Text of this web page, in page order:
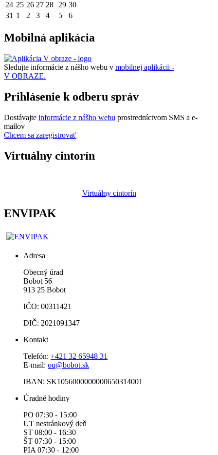
24 25 26 27 28 29 30
31 1 2 3 4 5 6
Mobilná aplikácia
Sledujte informácie z nášho webu v mobilnej aplikácii -
V OBRAZE.
Prihlásenie k odberu správ
Dostávajte informácie z nášho webu prostredníctvom SMS a e-
mailov
Chcem sa zaregistrovať
Virtuálny cintorín
Virtuálny cintorín
ENVIPAK
Adresa
Obecný úrad
Bobot 56
913 25 Bobot
IČO: 00311421
DIČ: 2021091347
Kontakt
Telefón: +421 32 65948 31
E-mail: ou@bobot.sk
IBAN: SK1056000000000650314001
Úradné hodiny
PO 07:30 - 15:00
UT nestránkový deň
ST 08:00 - 16:30
ŠT 07:30 - 15:00
PIA 07:30 - 12:00